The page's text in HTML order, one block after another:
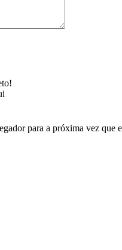
para a próxima vez que